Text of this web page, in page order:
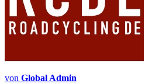
von Global Admin